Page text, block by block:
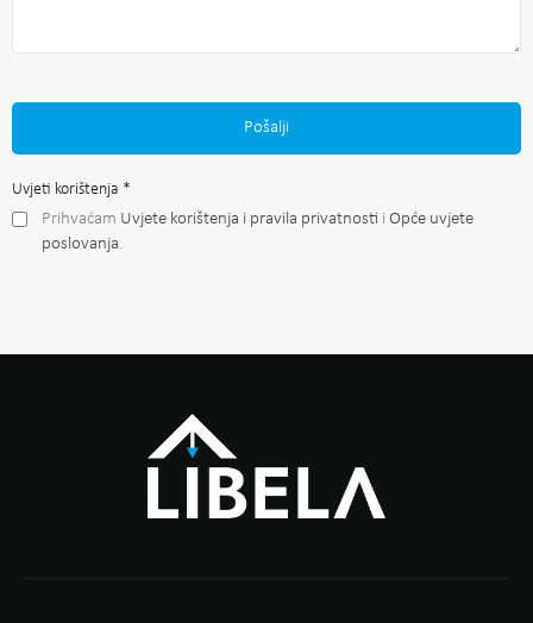
Pošalji
Uvjeti korištenja *
Prihvaćam Uvjete korištenja i pravila privatnosti i Opće uvjete
poslovanja.